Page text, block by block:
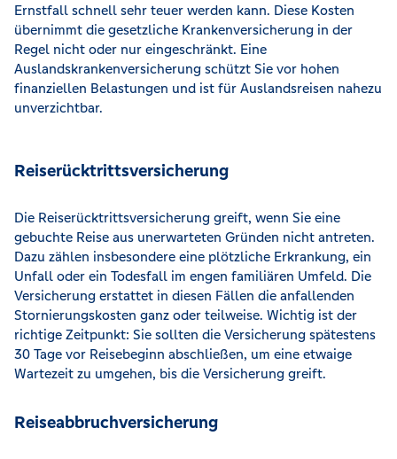
Ernstfall schnell sehr teuer werden kann. Diese Kosten
übernimmt die gesetzliche Krankenversicherung in der
Regel nicht oder nur eingeschränkt. Eine
Auslandskrankenversicherung schützt Sie vor hohen
finanziellen Belastungen und ist für Auslandsreisen nahezu
unverzichtbar.
Reiserücktrittsversicherung
Die Reiserücktrittsversicherung greift, wenn Sie eine
gebuchte Reise aus unerwarteten Gründen nicht antreten.
Dazu zählen insbesondere eine plötzliche Erkrankung, ein
Unfall oder ein Todesfall im engen familiären Umfeld. Die
Versicherung erstattet in diesen Fällen die anfallenden
Stornierungskosten ganz oder teilweise. Wichtig ist der
richtige Zeitpunkt: Sie sollten die Versicherung spätestens
30 Tage vor Reisebeginn abschließen, um eine etwaige
Wartezeit zu umgehen, bis die Versicherung greift.
Reiseabbruchversicherung